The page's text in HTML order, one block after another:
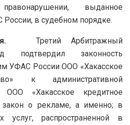
выданное
в судебном порядке.
Третий Арбитражный
подтвердил законность
УФАС России ООО «Хакасское
к административной
«Хакасское кредитное
закон о рекламе, а именно; в
услуг, распространенной в